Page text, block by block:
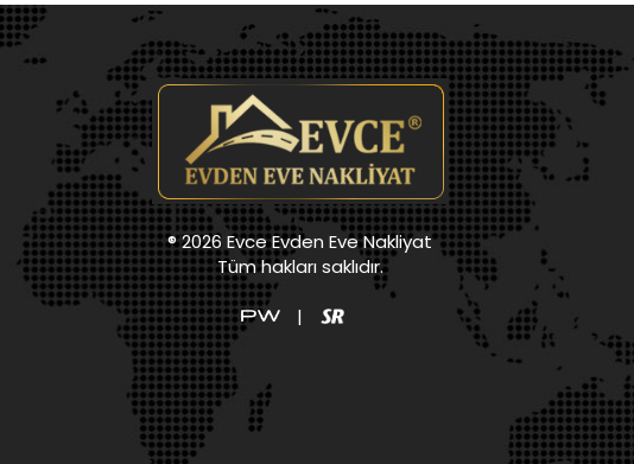
® 2026 Evce Evden Eve Nakliyat
Tüm hakları saklıdır.
|